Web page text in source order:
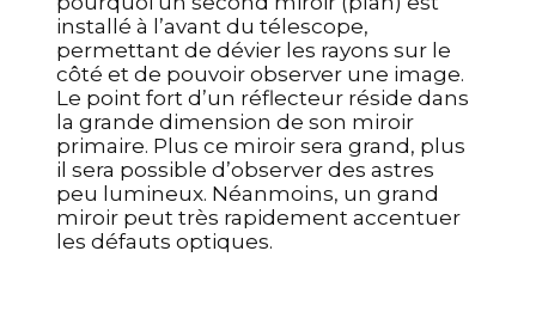
installé à l’avant du télescope,
permettant de dévier les rayons sur le
côté et de pouvoir observer une image.
Le point fort d’un réflecteur réside dans
la grande dimension de son miroir
primaire. Plus ce miroir sera grand, plus
il sera possible d’observer des astres
peu lumineux. Néanmoins, un grand
miroir peut très rapidement accentuer
les défauts optiques.